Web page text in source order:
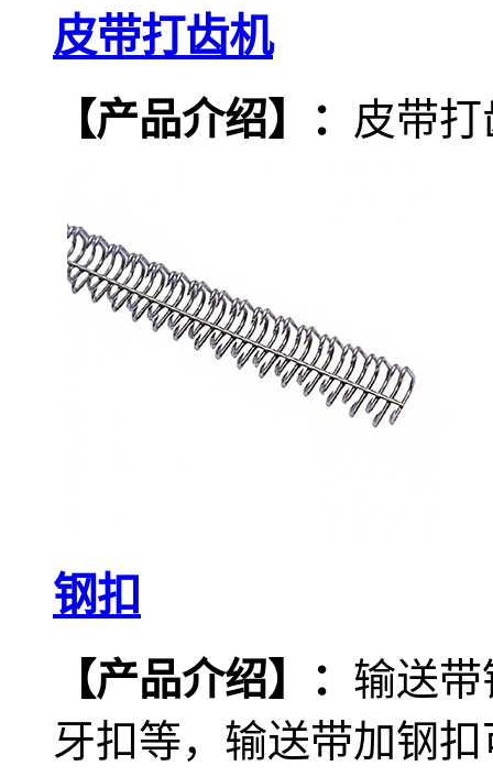
皮带打齿机
【产品介绍】 ： 皮带
钢扣
【产品介绍】 ： 输送
牙扣等，输送带加钢